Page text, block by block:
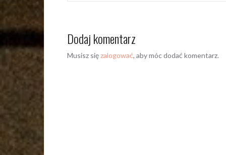
Dodaj komentarz
Musisz sięzalogować, aby móc dodać komentarz.